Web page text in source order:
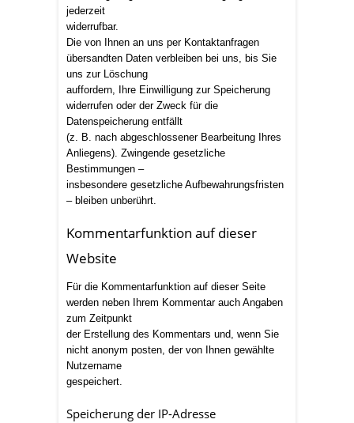
jederzeit
widerrufbar.
Die von Ihnen an uns per Kontaktanfragen
übersandten Daten verbleiben bei uns, bis Sie
uns zur Löschung
auffordern, Ihre Einwilligung zur Speicherung
widerrufen oder der Zweck für die
Datenspeicherung entfällt
(z. B. nach abgeschlossener Bearbeitung Ihres
Anliegens). Zwingende gesetzliche
Bestimmungen –
insbesondere gesetzliche Aufbewahrungsfristen
– bleiben unberührt.
Kommentarfunktion auf dieser
Website
Für die Kommentarfunktion auf dieser Seite
werden neben Ihrem Kommentar auch Angaben
zum Zeitpunkt
der Erstellung des Kommentars und, wenn Sie
nicht anonym posten, der von Ihnen gewählte
Nutzername
gespeichert.
Speicherung der IP-Adresse